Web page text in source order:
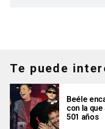
Te puede
Beéle
con la
501 años